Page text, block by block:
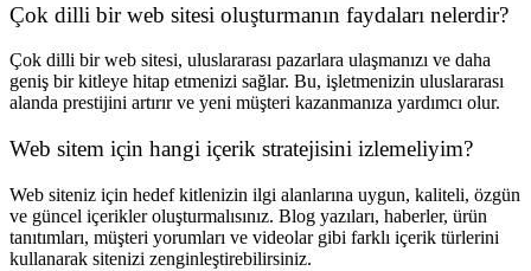
Çok dilli bir web sitesi oluşturmanın faydaları nelerdir?
Çok dilli bir web sitesi, uluslararası pazarlara ulaşmanızı ve daha
geniş bir kitleye hitap etmenizi sağlar. Bu, işletmenizin uluslararası
alanda prestijini artırır ve yeni müşteri kazanmanıza yardımcı olur.
Web sitem için hangi içerik stratejisini izlemeliyim?
Web siteniz için hedef kitlenizin ilgi alanlarına uygun, kaliteli, özgün
ve güncel içerikler oluşturmalısınız. Blog yazıları, haberler, ürün
tanıtımları, müşteri yorumları ve videolar gibi farklı içerik türlerini
kullanarak sitenizi zenginleştirebilirsiniz.